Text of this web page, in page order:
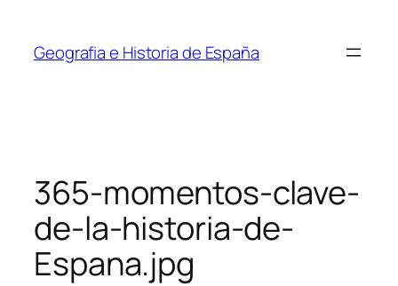
contenido
Geografia e Historia de España
365-momentos-clave-
de-la-historia-de-
Espana.jpg